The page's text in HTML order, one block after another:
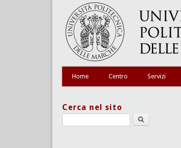
Home Centro Servizi
Cerca nel sito
Search this site